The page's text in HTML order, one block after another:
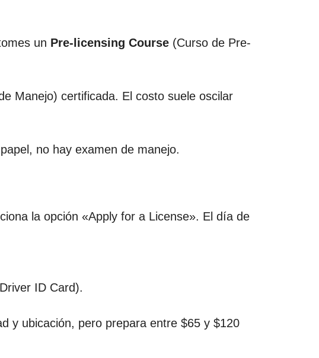
un Pre-licensing Course (Curso de Pre-
Manejo) certificada. El costo suele oscilar
no hay examen de manejo.
la opción «Apply for a License». El día de
ID Card).
y ubicación, pero prepara entre $65 y $120